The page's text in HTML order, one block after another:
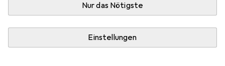
Nur das Nötigste
Einstellungen
In den Warenkorb